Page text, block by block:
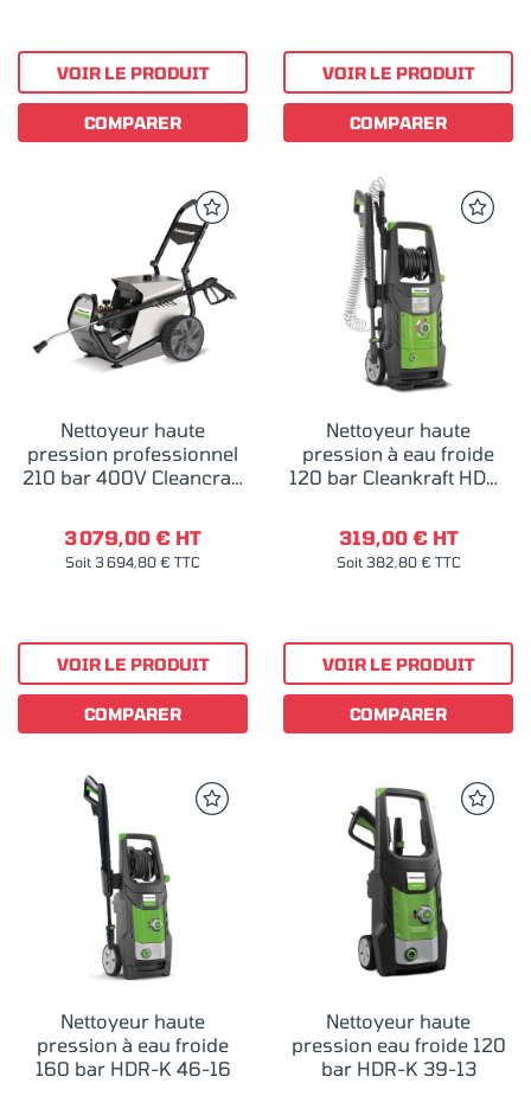
VOIR LE PRODUIT
COMPARER
VOIR LE PRODUIT
COMPARER
Nettoyeur haute
pression professionnel
210 bar 400V Cleancraft
3 079,00 € HT
Soit 3 694,80 € TTC
VOIR LE PRODUIT
COMPARER
Nettoyeur haute
pression à eau froide
120 bar Cleankraft HDR-
319,00 € HT
Soit 382,80 € TTC
VOIR LE PRODUIT
COMPARER
Nettoyeur haute
pression à eau froide
160 bar HDR-K 46-16
Nettoyeur haute
pression eau froide 120
bar HDR-K 39-13